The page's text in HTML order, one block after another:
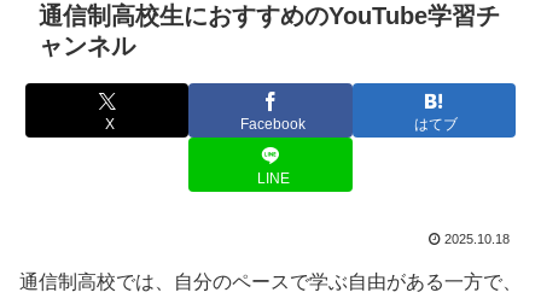
通信制高校生におすすめのYouTube学習チ
ャンネル
X Facebook はてブ
LINE
2025.10.18
通信制高校では、自分のペースで学ぶ自由がある一方で、